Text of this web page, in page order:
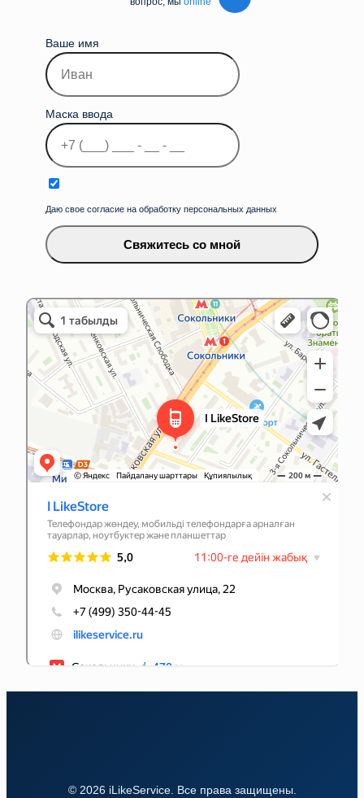
Ваше имя
Маска ввода
Даю свое согласие на обработку персональных данных
Свяжитесь со мной
iLikeService&Store
Ремонт телефонов в Москве
Товары для мобильных телефонов в Москве
© 2026 iLikeService. Все права защищены.